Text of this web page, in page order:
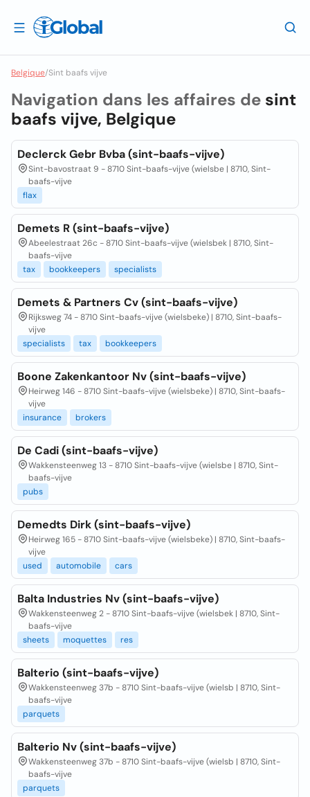
Belgique/Sint baafs vijve
Navigation dans les affaires de sint
baafs vijve, Belgique
Declerck Gebr Bvba (sint-baafs-vijve)
Sint-bavostraat 9 - 8710 Sint-baafs-vijve (wielsbe | 8710, Sint-
baafs-vijve
flax
Demets R (sint-baafs-vijve)
Abeelestraat 26c - 8710 Sint-baafs-vijve (wielsbek | 8710, Sint-
baafs-vijve
tax
bookkeepers specialists
Demets & Partners Cv (sint-baafs-vijve)
Rijksweg 74 - 8710 Sint-baafs-vijve (wielsbeke) | 8710, Sint-baafs-
vijve
specialists
tax bookkeepers
Boone Zakenkantoor Nv (sint-baafs-vijve)
Heirweg 146 - 8710 Sint-baafs-vijve (wielsbeke) | 8710, Sint-baafs-
vijve
insurance
brokers
De Cadi (sint-baafs-vijve)
Wakkensteenweg 13 - 8710 Sint-baafs-vijve (wielsbe | 8710, Sint-
baafs-vijve
pubs
Demedts Dirk (sint-baafs-vijve)
Heirweg 165 - 8710 Sint-baafs-vijve (wielsbeke) | 8710, Sint-baafs-
vijve
used
automobile cars
Balta Industries Nv (sint-baafs-vijve)
Wakkensteenweg 2 - 8710 Sint-baafs-vijve (wielsbek | 8710, Sint-
baafs-vijve
sheets
moquettes res
Balterio (sint-baafs-vijve)
Wakkensteenweg 37b - 8710 Sint-baafs-vijve (wielsb | 8710, Sint-
baafs-vijve
parquets
Balterio Nv (sint-baafs-vijve)
Wakkensteenweg 37b - 8710 Sint-baafs-vijve (wielsb | 8710, Sint-
baafs-vijve
parquets